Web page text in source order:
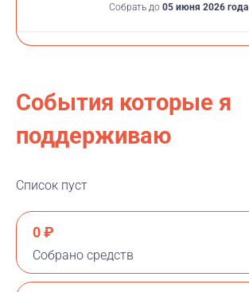
Собрать до 05 июня 2026 года
События которые я
поддерживаю
Список пуст
0 ₽
Собрано средств